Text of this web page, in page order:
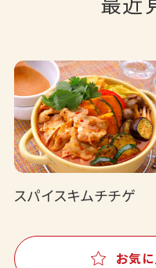
スパイスキムチチゲ
お気